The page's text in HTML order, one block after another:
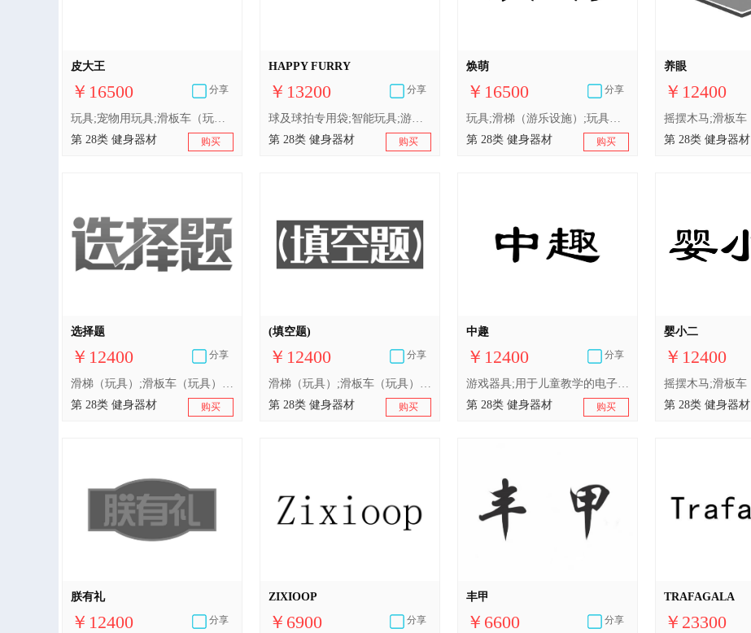
皮大王
￥16500 分享
玩具;宠物用玩具;滑板车（玩具）;婴儿健身架;幼儿用三轮脚踏车（玩具）;智能玩具;游戏机;滑梯（玩具）;轮滑鞋;钓鱼用具
第 28类 健身器材
购买
HAPPY FURRY
￥13200 分享
球及球拍专用袋;智能玩具;游泳圈;钓鱼竿;钓鱼钩;滑梯（游乐设施）;含猫薄荷的宠物玩具;宠物用玩具;绳索制的宠物玩具;箭弓
第 28类 健身器材
购买
焕萌
￥16500 分享
玩具;滑梯（游乐设施）;玩具娃娃;宠物用玩具;钓鱼用具;护膝（体育用品）;滑雪板;游泳池（娱乐用品）;玩具小屋;体育活动用球
第 28类 健身器材
购买
养眼
￥12400
第 28类 健身器材
选择题
￥12400 分享
滑梯（玩具）;滑板车（玩具）;游泳池（娱乐用品）;游戏机;玩具车;轮滑鞋;游泳圈;玩具;摇摆木马;填充玩具
第 28类 健身器材
购买
(填空题)
￥12400 分享
滑梯（玩具）;滑板车（玩具）;游泳池（娱乐用品）;游戏机;玩具车;轮滑鞋;游泳圈;玩具;摇摆木马;填充玩具
第 28类 健身器材
购买
中趣
￥12400 分享
游戏器具;用于儿童教学的电子游戏器具;滑梯（玩具）;玩具;积木（玩具）;棋;体育活动用球;钓鱼用具;旱冰鞋;护膝（体育用品）
第 28类 健身器材
购买
婴小二
￥12400
第 28类 健身器材
朕有礼
￥12400 分享
ZIXIOOP
￥6900 分享
丰甲
￥6600 分享
TRAFAGALA
￥23300